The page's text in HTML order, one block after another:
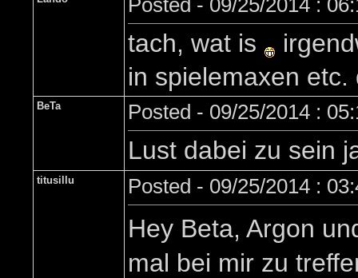
Posted - 09/25/2014 :
tach, wat is
in spielemaxen
BeTa Posted - 09/25/2014 :
Lust dabei zu sein
titusillu Posted - 09/25/2014 :
Hey Beta, Argon
mal bei mir zu